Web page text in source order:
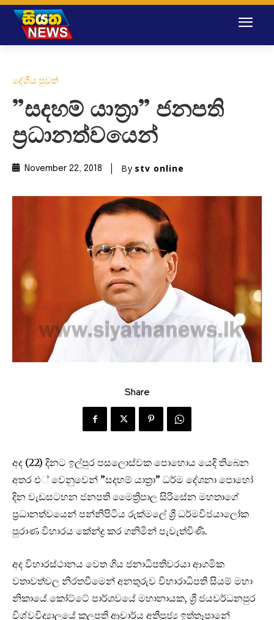
දේශීය පුවත්
”සදහම් යාත්‍රා” ජනපති
ප්‍රධානත්වයෙන්
November 22, 2018 By stv online
Share
අද (22) දිනට ඉල්පුර පසලොස්වක පොහොය යෙදි තිබෙන
අතර එ් වෙනුවෙන් ”සදහම් යාත්‍රා” ධර්ම දේශනා පොහෝ
දින වැඩසටහන ජනපති මෛත්‍රිපාල සිරිසේන මහතාගේ
ප්‍රධානත්වයෙන් පන්නිපිටිය රුක්මලේ ශ්‍රී ධර්මවිජයාලෝක
පුරාණ විහාරය කේන්ද්‍ර කර ගනිමින් පැවැත්විණි.
අද විහාරස්ථානය වෙත ගිය ජනාධිපතිවරයා ආගමික
වතාවත්වල නිරතවීමෙන් අනතුරුව විහාරාධිපති සියම් මහා
නිකායේ කෝට්ටේ පාර්ශවයේ මහානායක, ශ්‍රී ජයවර්ධනපුර
විශ්වවිද්‍යාලයේ කුලපති ආචාර්ය අතිපූජ්‍ය ඉත්තෑපානේ